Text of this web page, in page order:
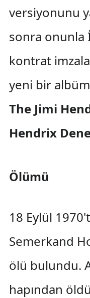
versiyonunu
sonra
kontrat
yeni bir
The Jimi
Hendrix
Ölümü
18 Eylül
Semerkand
ölü bulundu.
hapından